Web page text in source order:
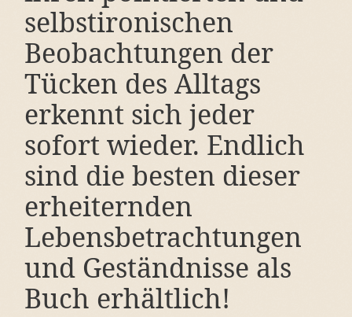
selbstironischen
Beobachtungen der
Tücken des Alltags
erkennt sich jeder
sofort wieder. Endlich
sind die besten dieser
erheiternden
Lebensbetrachtungen
und Geständnisse als
Buch erhältlich!